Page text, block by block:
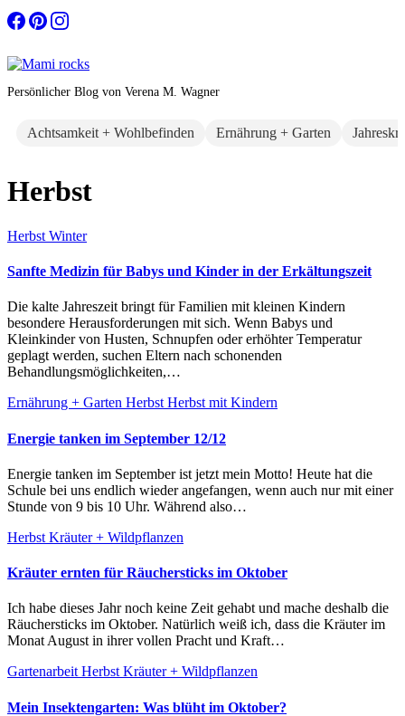
Zum
Inhalt
Persönlicher Blog von Verena M. Wagner
Achtsamkeit + Wohlbefinden Ernährung + Garten
Herbst
Herbst Winter
Sanfte Medizin für Babys und Kinder in der Erkältungszeit
Die kalte Jahreszeit bringt für Familien mit kleinen Kindern
besondere Herausforderungen mit sich. Wenn Babys und
Kleinkinder von Husten, Schnupfen oder erhöhter Temperatur
geplagt werden, suchen Eltern nach schonenden
Behandlungsmöglichkeiten,…
Ernährung + Garten HerbstHerbst mit Kindern
Energie tanken im September 12/12
Energie tanken im September ist jetzt mein Motto! Heute hat die
Schule bei uns endlich wieder angefangen, wenn auch nur mit einer
Stunde von 9 bis 10 Uhr. Während also…
Herbst Kräuter + Wildpflanzen
Kräuter ernten für Räuchersticks im Oktober
Ich habe dieses Jahr noch keine Zeit gehabt und mache deshalb die
Räuchersticks im Oktober. Natürlich weiß ich, dass die Kräuter im
Monat August in ihrer vollen Pracht und Kraft…
GartenarbeitHerbstKräuter + Wildpflanzen
Mein Insektengarten: Was blüht im Oktober?